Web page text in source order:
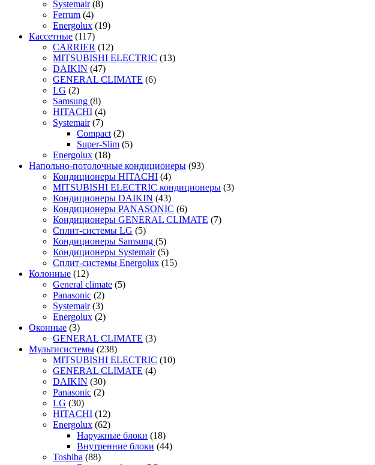
Systemair (8)
Ferrum (4)
Energolux (19)
Кассетные (117)
CARRIER (12)
MITSUBISHI ELECTRIC (13)
DAIKIN (47)
GENERAL CLIMATE (6)
LG (2)
Samsung (8)
HITACHI (4)
Systemair (7)
Compact (2)
Super-Slim (5)
Energolux (18)
Напольно-потолочные кондиционеры (93)
Кондиционеры HITACHI (4)
MITSUBISHI ELECTRIC кондиционеры (3)
Кондиционеры DAIKIN (43)
Кондиционеры PANASONIC (6)
Кондиционеры GENERAL CLIMATE (7)
Сплит-системы LG (5)
Кондиционеры Samsung (5)
Кондиционеры Systemair (5)
Сплит-системы Energolux (15)
Колонные (12)
General climate (5)
Panasonic (2)
Systemair (3)
Energolux (2)
Оконные (3)
GENERAL CLIMATE (3)
Мультисистемы (238)
MITSUBISHI ELECTRIC (10)
GENERAL CLIMATE (4)
DAIKIN (30)
Panasonic (2)
LG (30)
HITACHI (12)
Energolux (62)
Наружные блоки (18)
Внутренние блоки (44)
Toshiba (88)